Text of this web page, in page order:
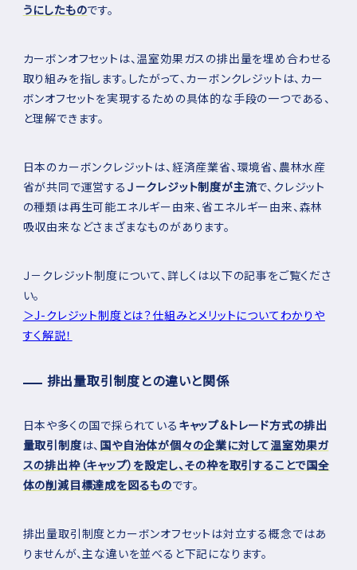
うにしたものです。
カーボンオフセットは、温室効果ガスの排出量を埋め合わせる
取り組みを指します。したがって、カーボンクレジットは、カー
ボンオフセットを実現するための具体的な手段の一つである、
と理解できます。
日本のカーボンクレジットは、経済産業省、環境省、農林水産
省が共同で運営する Ｊ－クレジット制度が主流で、クレジット
の種類は再生可能エネルギー由来、省エネルギー由来、森林
吸収由来などさまざまなものがあります。
Ｊ－クレジット制度について、詳しくは以下の記事をご覧くださ
い。
＞J-クレジット制度とは？仕組みとメリットについてわかりや
すく解説！
排出量取引制度との違いと関係
日本や多くの国で採られている キャップ＆トレード方式の排出
量取引制度は、 国や自治体が個々の企業に対して温室効果ガ
スの排出枠（キャップ）を設定し、その枠を取引することで国全
体の削減目標達成を図るものです。
排出量取引制度とカーボンオフセットは対立する概念ではあ
りませんが、主な違いを並べると下記になります。